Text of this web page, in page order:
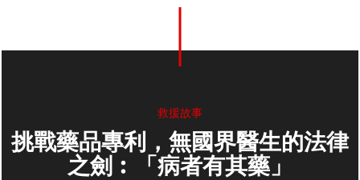
救援故事
挑戰藥品專利，無國界醫生的法律
之劍︰「病者有其藥」